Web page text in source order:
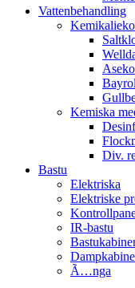
Vattenbehandling
Aseko
Bayrol
Kemiska
Div.
Bastu
Elektriska
Elektriske
IR-bastu
Ã…nga